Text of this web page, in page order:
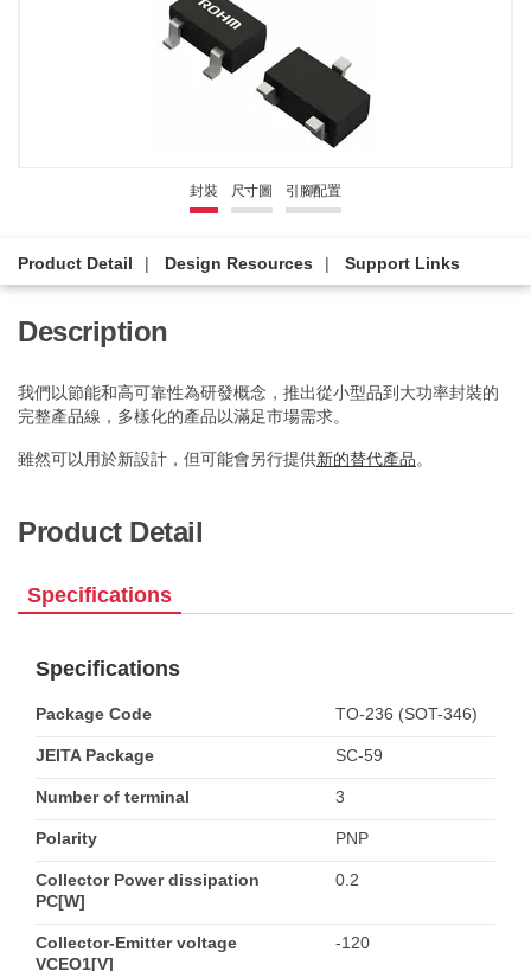
封裝 尺寸圖 引腳配置
Product Detail Design Resources Support Links
Description
我們以節能和高可靠性為研發概念，推出從小型品到大功率封裝的
完整產品線，多樣化的產品以滿足市場需求。
雖然可以用於新設計，但可能會另行提供新的替代產品。
Product Detail
Specifications
Specifications
Package Code TO-236 (SOT-346)
JEITA Package SC-59
Number of terminal 3
Polarity PNP
Collector Power dissipation
PC[W]
0.2
Collector-Emitter voltage
VCEO1[V]
-120